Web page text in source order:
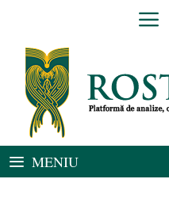
conținut
MENIU